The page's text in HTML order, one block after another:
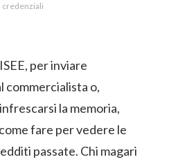
credenziali
per inviare
commercialista o,
la memoria,
fare per vedere le
passate. Chi magari